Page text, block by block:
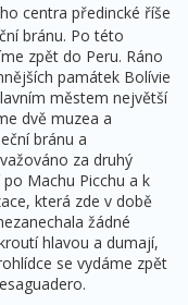
centra předincké říše
bránu. Po této
zpět do Peru. Ráno
památek Bolívie
městem největší
dvě muzea a
bránu a
za druhý
Machu Picchu a k
která zde v době
žádné
hlavou a dumají,
se vydáme zpět